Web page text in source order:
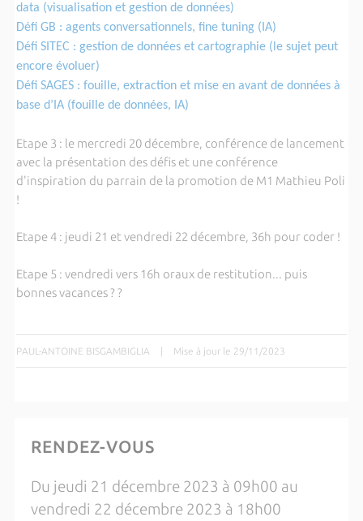
data (visualisation et gestion de données)
Défi GB : agents conversationnels, fine tuning (IA)
Défi SITEC : gestion de données et cartographie (le sujet peut
encore évoluer)
Défi SAGES : fouille, extraction et mise en avant de données à
base d’IA (fouille de données, IA)
Etape 3 : le mercredi 20 décembre, conférence de lancement
avec la présentation des défis et une conférence
d'inspiration du parrain de la promotion de M1 Mathieu Poli
!
Etape 4 : jeudi 21 et vendredi 22 décembre, 36h pour coder !
Etape 5 : vendredi vers 16h oraux de restitution... puis
bonnes vacances ? ?
PAUL-ANTOINE BISGAMBIGLIA | Mise à jour le 29/11/2023
RENDEZ-VOUS
Du jeudi 21 décembre 2023 à 09h00 au
vendredi 22 décembre 2023 à 18h00